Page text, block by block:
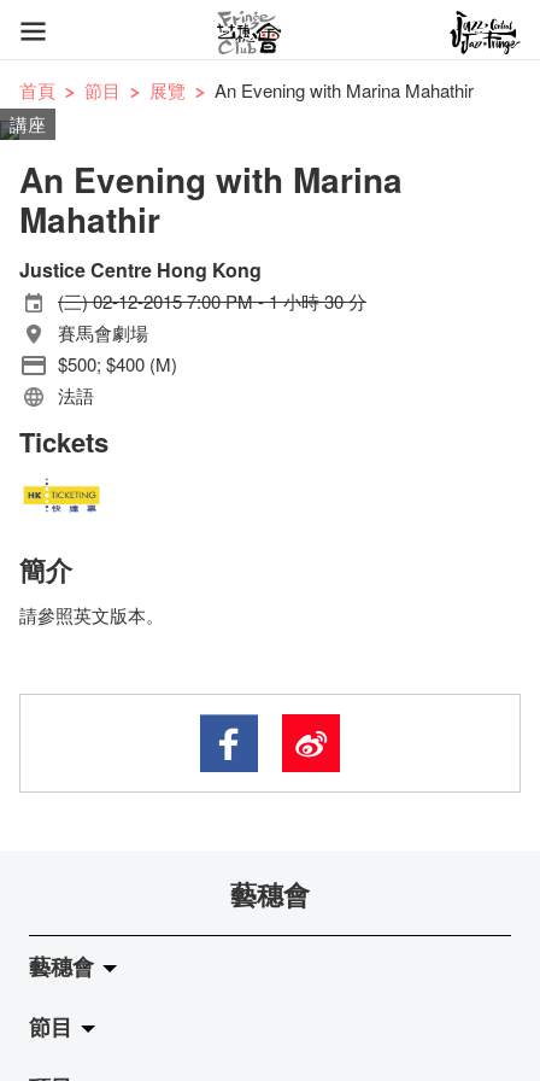
首頁 節目 展覽
An Evening with Marina Mahathir
講座
An Evening with Marina
Mahathir
Justice Centre Hong Kong
(三) 02-12-2015 7:00 PM - 1 小時 30 分
賽馬會劇場
$500; $400 (M)
法語
Tickets
簡介
請參照英文版本。
藝穗會
藝穗會
關於藝穗會
節目